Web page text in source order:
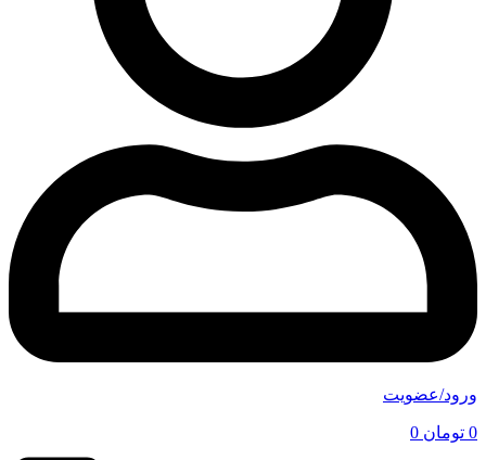
ورود/عضویت
0 تومان 0